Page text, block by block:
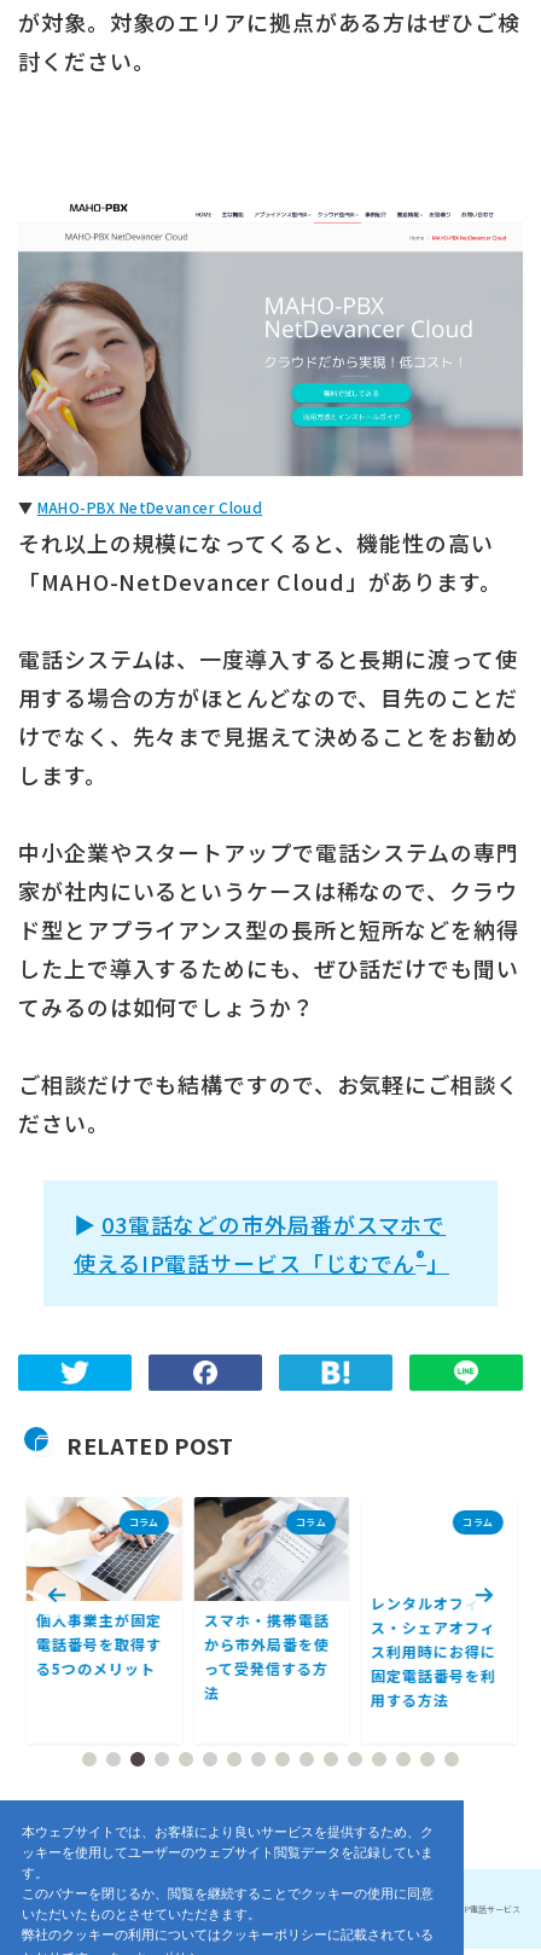
本ウェブサイトでは、お客様により良いサービスを提供するため、ク
ッキーを使用してユーザーのウェブサイト閲覧データを記録していま
す。
このバナーを閉じるか、閲覧を継続することでクッキーの使用に同意
いただいたものとさせていただきます。
弊社のクッキーの利用についてはクッキーポリシーに記載されている
が対象。対象のエリアに拠点がある方はぜひご検
討ください。
▼ MAHO-PBX NetDevancer Cloud
それ以上の規模になってくると、機能性の高い
「MAHO-NetDevancer Cloud」があります。
電話システムは、一度導入すると長期に渡って使
用する場合の方がほとんどなので、目先のことだ
けでなく、先々まで見据えて決めることをお勧め
します。
中小企業やスタートアップで電話システムの専門
家が社内にいるというケースは稀なので、クラウ
ド型とアプライアンス型の長所と短所などを納得
した上で導入するためにも、ぜひ話だけでも聞い
てみるのは如何でしょうか？
ご相談だけでも結構ですので、お気軽にご相談く
ださい。
03電話などの市外局番がスマホで
使えるIP電話サービス「じむでん®」
RELATED POST
コラム
個人事業主が固定
電話番号を取得す
る5つのメリット
コラム
スマホ・携帯電話
から市外局番を使
って受発信する方
法
コラム
レンタルオフィ
ス・シェアオフィ
ス利用時にお得に
固定電話番号を利
用する方法
HOME
コラム
固定電話をスマホで受ける方法｜転送電話サービス・IP電話・PBX | 03電話などの市外局番がスマホで使えるIP電話サービス
「じむでん®」コラム